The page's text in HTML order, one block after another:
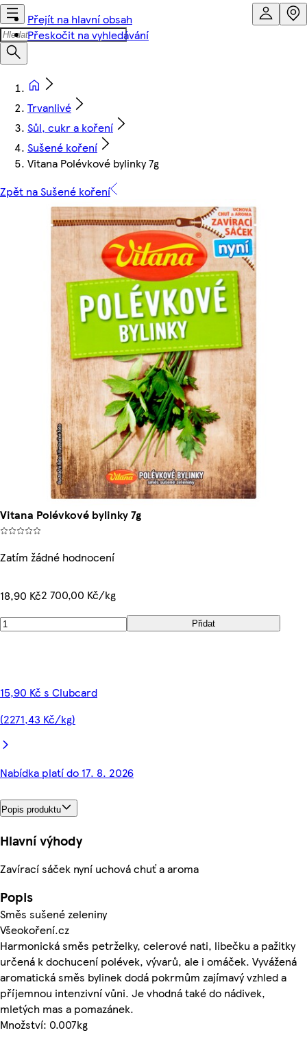
Přejít na hlavní obsah
Přeskočit na vyhledávání
Trvanlivé
Sůl, cukr a koření
Sušené koření
Vitana Polévkové bylinky 7g
Zpět na Sušené koření
Vitana Polévkové bylinky 7g
Zatím žádné hodnocení
18,90 Kč2 700,00 Kč/kg
Přidat
15,90 Kč s Clubcard
(2271,43 Kč/kg)
Nabídka platí do 17. 8. 2026
Popis produktu
Hlavní výhody
Zavírací sáček nyní uchová chuť a aroma
Popis
Směs sušené zeleniny
Všeokoření.cz
Harmonická směs petrželky, celerové nati, libečku a pažitky
určená k dochucení polévek, vývarů, ale i omáček. Vyvážená
aromatická směs bylinek dodá pokrmům zajímavý vzhled a
příjemnou intenzivní vůni. Je vhodná také do nádivek,
mletých mas a pomazánek.
Množství: 0.007kg